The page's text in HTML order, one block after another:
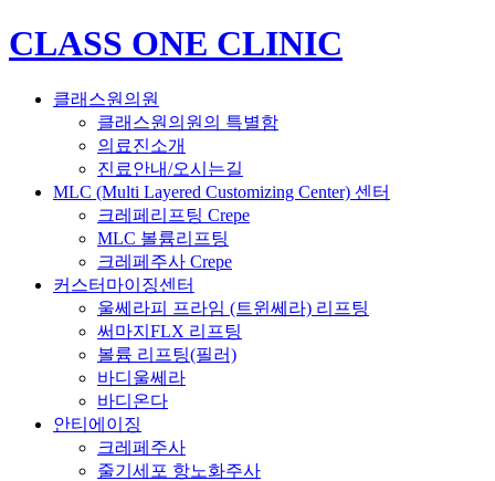
CLASS ONE CLINIC
클래스원의원
클래스원의원의 특별함
의료진소개
진료안내/오시는길
MLC (Multi Layered Customizing Center) 센터
크레페리프팅 Crepe
MLC 볼륨리프팅
크레페주사 Crepe
커스터마이징센터
울쎄라피 프라임 (트윈쎄라) 리프팅
써마지FLX 리프팅
볼륨 리프팅(필러)
바디울쎄라
바디온다
안티에이징
크레페주사
줄기세포 항노화주사